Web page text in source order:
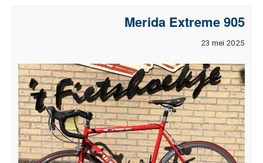
Merida Extreme 905
23 mei 2025